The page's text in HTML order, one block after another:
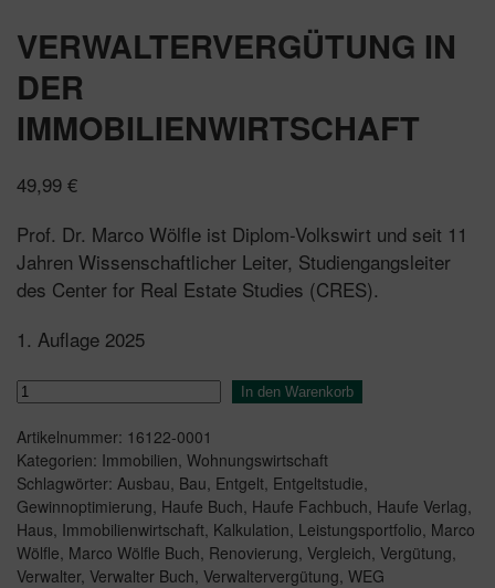
VERWALTERVERGÜTUNG IN
DER
IMMOBILIENWIRTSCHAFT
49,99 €
Prof. Dr. Marco Wölfle ist Diplom-Volkswirt und seit 11
Jahren Wissenschaftlicher Leiter, Studiengangsleiter
des Center for Real Estate Studies (CRES).
1. Auflage 2025
Verwaltervergütung
der
Immobilienwirtschaft
Menge
In den Warenkorb
Artikelnummer: 16122-0001
Kategorien: Immobilien Wohnungswirtschaft
Schlagwörter: Ausbau Bau Entgelt Entgeltstudie
Gewinnoptimierung Haufe Buch Haufe Fachbuch Haufe Verlag
Haus Immobilienwirtschaft Kalkulation Leistungsportfolio Marco
Wölfle Marco Wölfle Buch Renovierung Vergleich Vergütung
Verwalter, Verwalter Buch Verwaltervergütung WEG